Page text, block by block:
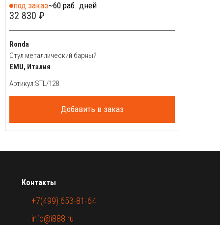
под заказ~60 раб. дней
32 830 ₽
Ronda
Стул металлический барный
EMU, Италия
Артикул:
Добавить в заказ
Контакты
+7(499) 653-81-64
info@i888.ru